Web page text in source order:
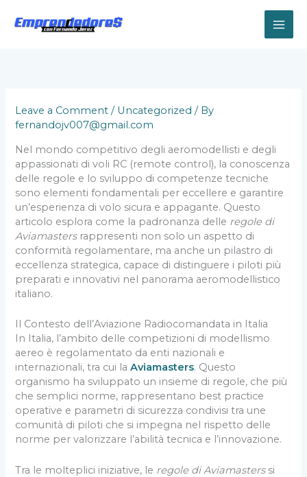
Leave a Comment / Uncategorized / By
fernandojv007@gmail.com
Nel mondo competitivo degli aeromodellisti e degli
appassionati di voli RC (remote control), la conoscenza
delle regole e lo sviluppo di competenze tecniche
sono elementi fondamentali per eccellere e garantire
un’esperienza di volo sicura e appagante. Questo
articolo esplora come la padronanza delle regole di
Aviamastersrappresenti non solo un aspetto di
conformità regolamentare, ma anche un pilastro di
eccellenza strategica, capace di distinguere i piloti più
preparati e innovativi nel panorama aeromodellistico
italiano.
Il Contesto dell’Aviazione Radiocomandata in Italia
In Italia, l’ambito delle competizioni di modellismo
aereo è regolamentato da enti nazionali e
internazionali, tra cui laAviamasters. Questo
organismo ha sviluppato un insieme di regole, che più
che semplici norme, rappresentano best practice
operative e parametri di sicurezza condivisi tra une
comunità di piloti che si impegna nel rispetto delle
norme per valorizzare l’abilità tecnica e l’innovazione.
Tra le molteplici iniziative, le regole di Aviamasterssi